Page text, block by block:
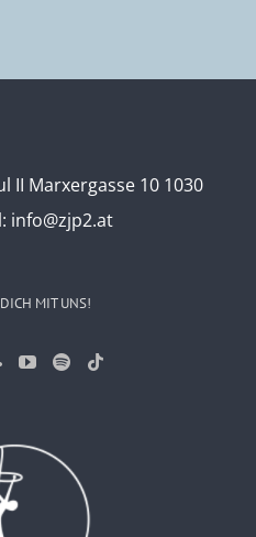
II Marxergasse 10 1030
info@zjp2.at
MIT UNS!